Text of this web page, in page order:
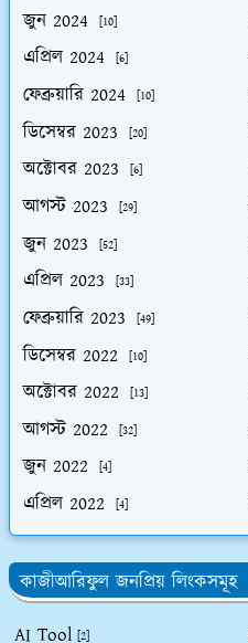
জুন 2024 [10]
এপ্রিল 2024 [6]
ফেব্রুয়ারি 2024 [10]
ডিসেম্বর 2023 [20]
অক্টোবর 2023 [6]
আগস্ট 2023 [29]
জুন 2023 [52]
এপ্রিল 2023 [33]
ফেব্রুয়ারি 2023 [49]
ডিসেম্বর 2022 [10]
অক্টোবর 2022 [13]
আগস্ট 2022 [32]
জুন 2022 [4]
এপ্রিল 2022 [4]
কাজীআরিফুল জনপ্রিয় লিংকসমূহ
AI Tool [2]